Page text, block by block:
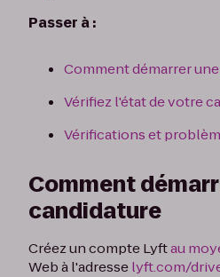
Passer à :
Comment démarrer
Vérifiez l'état de votre
Vérifications et
Comment
candidature
Créez un compte Lyftau
Web à l'adresselyft.com/